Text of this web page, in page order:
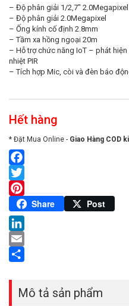
– Độ phân giải 1/2,7″ 2.0Megapixel
– Độ phân giải 2.0Megapixel
– Ống kính cố định 2.8mm
– Tầm xa hồng ngoại 20m
– Hỗ trợ chức năng IoT – phát
nhiệt PIR
– Tích hợp Mic, còi và đèn báo
Hết hàng
* Đặt Mua Online - Giao Hàng COD
Facebook
Twitter
Pinterest
Share Post
LinkedIn
Email
Mô tả sản phẩm